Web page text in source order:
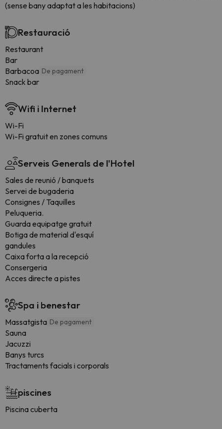
(sense bany adaptat a les habitacions)
Restauració
Restaurant
Bar
Barbacoa De pagament
Snack bar
Wifi i Internet
Wi-Fi
Wi-Fi gratuit en zones comuns
Serveis Generals de l'Hotel
Sales de reunió / banquets
Servei de bugaderia
Consignes / Taquilles
Peluqueria.
Guarda equipatge gratuit
Botiga de material d'esquí
gandules
Caixa forta a la recepció
Consergeria
Acces directe a pistes
Spa i benestar
Massatgista De pagament
Sauna
Jacuzzi
Banys turcs
Tractaments facials i corporals
piscines
Piscina cuberta